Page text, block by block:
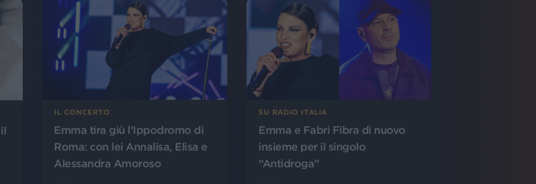
IL CONCERTO
Emma tira giù l’Ippodromo di
Roma: con lei Annalisa, Elisa e
Alessandra Amoroso
SU RADIO ITALIA
Emma e Fabri Fibra di nuovo
insieme per il singolo
“Antidroga”